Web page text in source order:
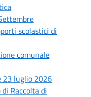
scolastici di
comunale
23 luglio 2026
Raccolta di